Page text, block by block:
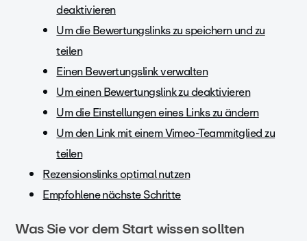
deaktivieren
Um die Bewertungslinks zu speichern und zu
teilen
Einen Bewertungslink verwalten
Um einen Bewertungslink zu deaktivieren
Um die Einstellungen eines Links zu ändern
Um den Link mit einem Vimeo-Teammitglied zu
teilen
Rezensionslinks optimal nutzen
Empfohlene nächste Schritte
Was Sie vor dem Start wissen sollten